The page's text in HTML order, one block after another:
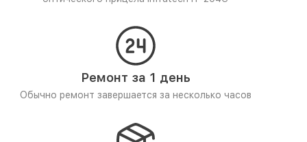
Ремонт за 1 день
Обычно ремонт завершается за несколько часов